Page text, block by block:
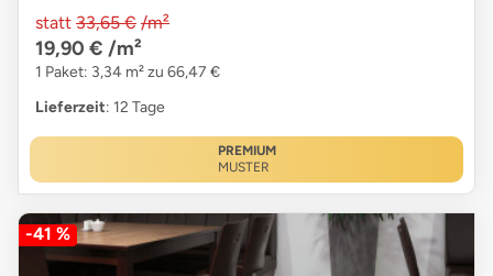
statt 33,65 € /m²
19,90 € /m²
1 Paket: 3,34 m² zu 66,47 €
Lieferzeit: 12 Tage
PREMIUM
MUSTER
-41 %